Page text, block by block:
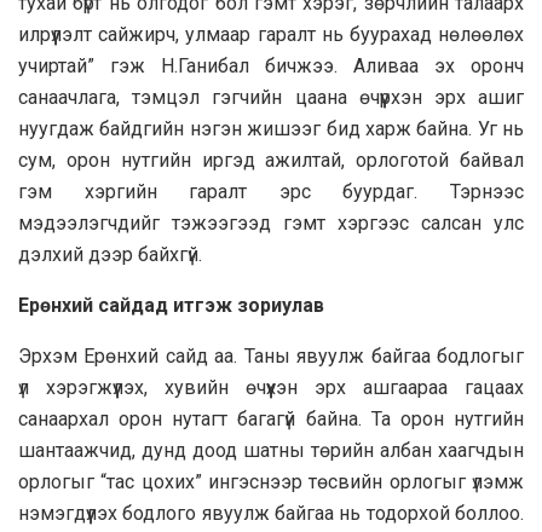
илрүүлэлт сайжирч, улмаар гаралт нь буурахад нөлөөлөх
учиртай” гэж Н.Ганибал бичжээ. Аливаа эх оронч
санаачлага, тэмцэл гэгчийн цаана өчүүрхэн эрх ашиг
нуугдаж байдгийн нэгэн жишээг бид харж байна. Уг нь
сум, орон нутгийн иргэд ажилтай, орлоготой байвал
гэм хэргийн гаралт эрс буурдаг. Тэрнээс
мэдээлэгчдийг тэжээгээд гэмт хэргээс салсан улс
дэлхий дээр байхгүй.
Ерөнхий сайдад итгэж зориулав
Эрхэм Ерөнхий сайд аа. Таны явуулж байгаа бодлогыг
үл хэрэгжүүлэх, хувийн өчүүхэн эрх ашгаараа гацаах
санаархал орон нутагт багагүй байна. Та орон нутгийн
шантаажчид, дунд доод шатны төрийн албан хаагчдын
орлогыг “тас цохих” ингэснээр төсвийн орлогыг үлэмж
нэмэгдүүлэх бодлого явуулж байгаа нь тодорхой боллоо.